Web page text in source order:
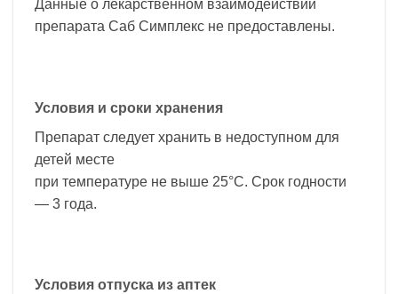
Данные о лекарственном взаимодействии
препарата Саб Симплекс не предоставлены.
Условия и сроки хранения
Препарат следует хранить в недоступном для
детей месте
при температуре не выше 25°С. Срок годности
— 3 года.
Условия отпуска из аптек